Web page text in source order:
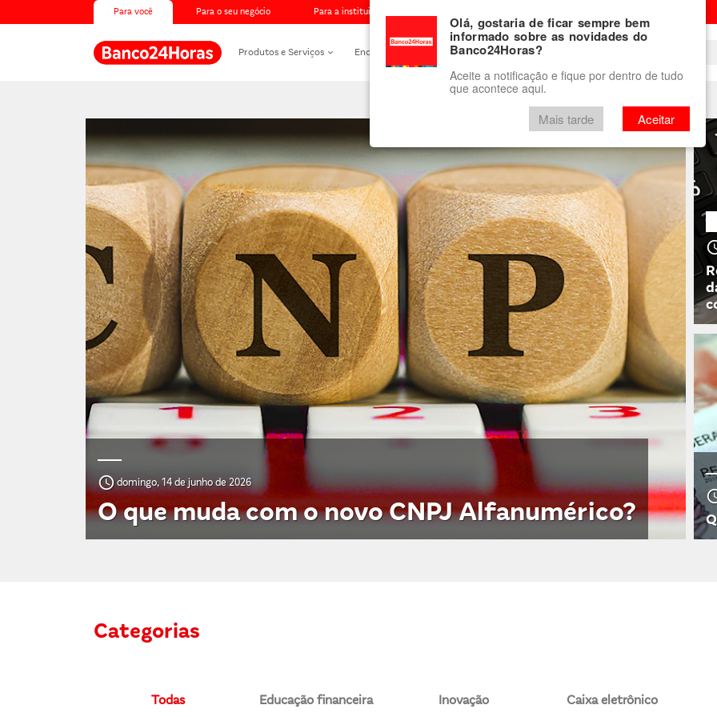
Para você Para o seu negócio Para a instituição financeira
Produtos e Serviços Encontre um Banco24Horas Blog
mini Banco24Horas
access_timedomingo, 14 de junho de 2026
O que muda com o novo CNPJ Alfanumérico?
Categorias
Todas Educação financeira Inovação Caixa eletrônico
Olá, gostaria de ficar sempre bem
informado sobre as novidades do
Banco24Horas?
Aceite a notificação e fique por dentro de tudo
que acontece aqui.
Mais tarde Aceitar